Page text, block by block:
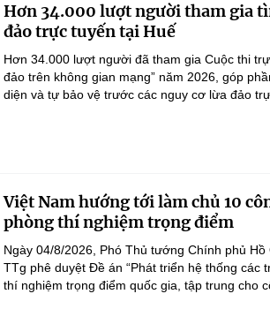
Hơn 34.000 lượt người tham gia
đảo trực tuyến tại Huế
Hơn 34.000 lượt người đã tham gia Cuộc thi
đảo trên không gian mạng” năm 2026, góp
diện và tự bảo vệ trước các nguy cơ lừa đảo
Việt Nam hướng tới làm chủ 10
phòng thí nghiệm trọng điểm
Ngày 04/8/2026, Phó Thủ tướng Chính phủ
TTg phê duyệt Đề án “Phát triển hệ thống các
thí nghiệm trọng điểm quốc gia, tập trung cho